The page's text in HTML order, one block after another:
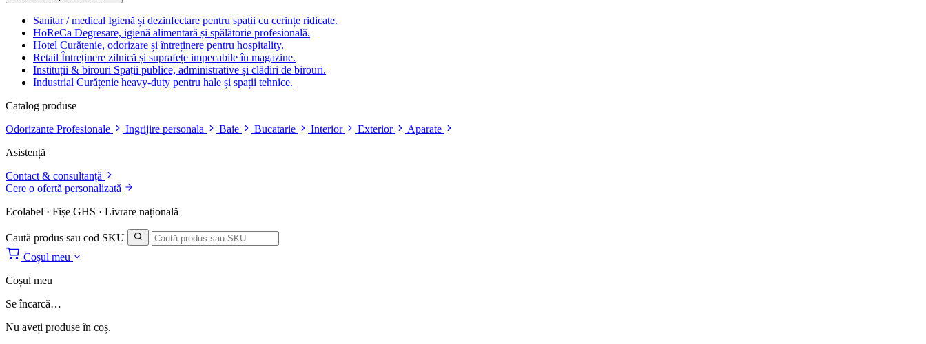
Sanitar / medical Igienă și dezinfectare pentru spații cu cerințe ridicate.
HoReCa Degresare, igienă alimentară și spălătorie profesională.
Hotel Curățenie, odorizare și întreținere pentru hospitality.
Retail Întreținere zilnică și suprafețe impecabile în magazine.
Instituții & birouri Spații publice, administrative și clădiri de birouri.
Industrial Curățenie heavy-duty pentru hale și spații tehnice.
Catalog produse
Odorizante Profesionale
Ingrijire personala Baie Bucatarie Interior Exterior
Aparate
Asistență
Contact & consultanță
Cere o ofertă personalizată
Ecolabel · Fișe GHS · Livrare națională
Caută produs sau cod SKU
Coșul meu
Coșul meu
Se încarcă…
Nu aveți produse în coș.